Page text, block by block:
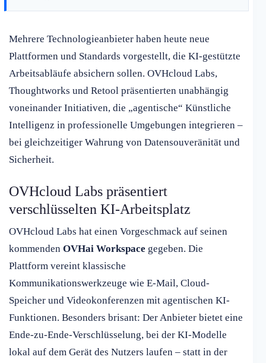
Mehrere Technologieanbieter haben heute neue
Plattformen und Standards vorgestellt, die KI-gestützte
Arbeitsabläufe absichern sollen. OVHcloud Labs,
Thoughtworks und Retool präsentierten unabhängig
voneinander Initiativen, die „agentische“ Künstliche
Intelligenz in professionelle Umgebungen integrieren –
bei gleichzeitiger Wahrung von Datensouveränität und
Sicherheit.
OVHcloud Labs präsentiert
verschlüsselten KI-Arbeitsplatz
OVHcloud Labs hat einen Vorgeschmack auf seinen
kommenden OVHai Workspace gegeben. Die
Plattform vereint klassische
Kommunikationswerkzeuge wie E-Mail, Cloud-
Speicher und Videokonferenzen mit agentischen KI-
Funktionen. Besonders brisant: Der Anbieter bietet eine
Ende-zu-Ende-Verschlüsselung, bei der KI-Modelle
lokal auf dem Gerät des Nutzers laufen – statt in der